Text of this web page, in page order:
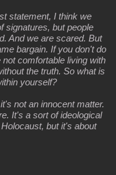
statement, I think we
signatures, but people
And we are scared. But
bargain. If you don't do
comfortable living with
the truth. So what is
yourself?
not an innocent matter.
It's a sort of ideological
but it's about